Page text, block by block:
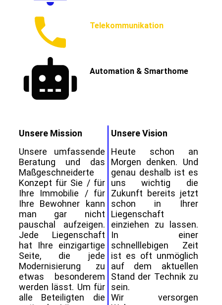
Telekommunikation
Automation & Smarthome
Unsere Mission
Unsere umfassende
Beratung und das
Maßgeschneiderte
Konzept für Sie / für
Ihre Immobilie / für
Ihre Bewohner kann
man gar nicht
pauschal aufzeigen.
Jede Liegenschaft
hat Ihre einzigartige
Seite, die jede
Modernisierung zu
etwas besonderem
werden lässt. Um für
alle Beteiligten die
Unsere Vision
Heute schon an
Morgen denken. Und
genau deshalb ist es
uns wichtig die
Zukunft bereits jetzt
schon in Ihrer
Liegenschaft
einziehen zu lassen.
In einer
schnelllebigen Zeit
ist es oft unmöglich
auf dem aktuellen
Stand der Technik zu
sein.
Wir versorgen